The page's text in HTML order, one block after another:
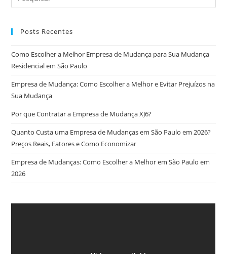
Posts Recentes
Como Escolher a Melhor Empresa de Mudança para Sua Mudança
Residencial em São Paulo
Empresa de Mudança: Como Escolher a Melhor e Evitar Prejuízos na
Sua Mudança
Por que Contratar a Empresa de Mudança XJ6?
Quanto Custa uma Empresa de Mudanças em São Paulo em 2026?
Preços Reais, Fatores e Como Economizar
Empresa de Mudanças: Como Escolher a Melhor em São Paulo em
2026